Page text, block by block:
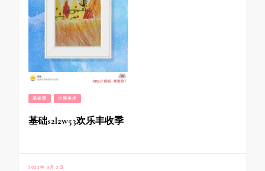
基础课 小熊美术
基础s2l2w53欢乐丰收季
2022年 9月 2日